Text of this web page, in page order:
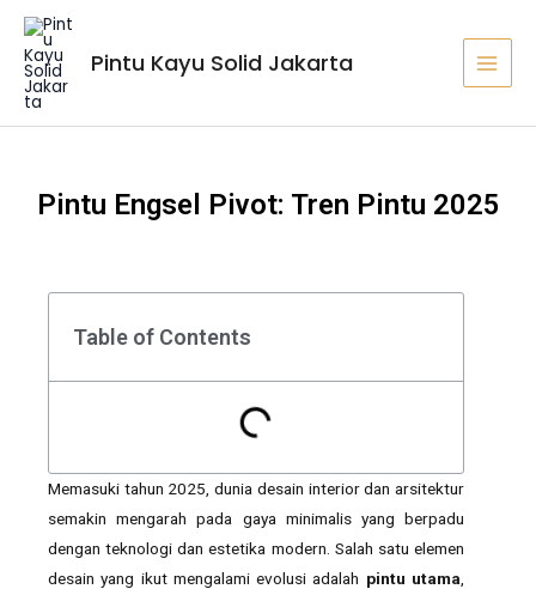
Lewati
konten
Pintu Kayu Solid Jakarta
Pintu Engsel Pivot: Tren Pintu 2025
Table of Contents
Memasuki tahun 2025, dunia desain interior dan arsitektur
semakin mengarah pada gaya minimalis yang berpadu
dengan teknologi dan estetika modern. Salah satu elemen
desain yang ikut mengalami evolusi adalah pintu utama